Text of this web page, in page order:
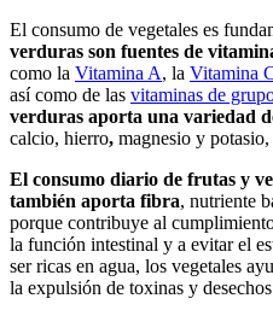
El consumo de vegetales es
verduras son fuentes de
como la Vitamina A, la Vitamina
así como de las vitaminas de
verduras aporta una variedad
calcio, hierro, magnesio y
El consumo diario de frutas y
también aporta fibra, nutriente
porque contribuye al
la función intestinal y a evitar el
ser ricas en agua, los vegetales
la expulsión de toxinas y